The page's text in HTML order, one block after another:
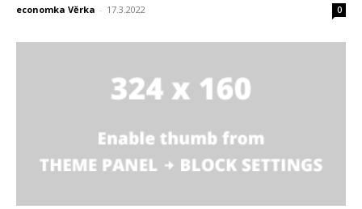
economka Věrka - 17.3.2022 0